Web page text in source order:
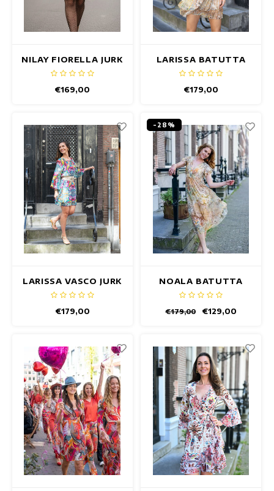
NILAY FIORELLA JURK
€169,00
LARISSA BATUTTA
JURK
€179,00
LARISSA VASCO JURK
€179,00
-28%
NOALA BATUTTA
JURK
€179,00 €129,00